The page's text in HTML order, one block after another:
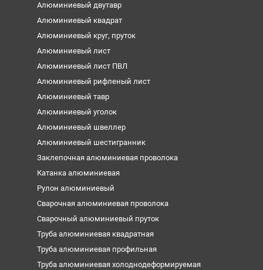
Алюминиевый двутавр
Алюминиевый квадрат
Алюминиевый круг, пруток
Алюминиевый лист
Алюминиевый лист ПВЛ
Алюминиевый рифленый лист
Алюминиевый тавр
Алюминиевый уголок
Алюминиевый швеллер
Алюминиевый шестигранник
Заклепочная алюминиевая проволока
Катанка алюминиевая
Рулон алюминиевый
Сварочная алюминиевая проволока
Сварочный алюминиевый пруток
Труба алюминиевая квадратная
Труба алюминиевая профильная
Труба алюминиевая холоднодеформируемая